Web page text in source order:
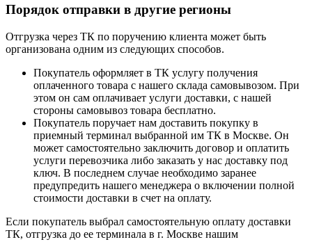
Порядок отправки в другие регионы
Отгрузка через ТК по поручению клиента может быть
организована одним из следующих способов.
Покупатель оформляет в ТК услугу получения
оплаченного товара с нашего склада самовывозом. При
этом он сам оплачивает услуги доставки, с нашей
стороны самовывоз товара бесплатно.
Покупатель поручает нам доставить покупку в
приемный терминал выбранной им ТК в Москве. Он
может самостоятельно заключить договор и оплатить
услуги перевозчика либо заказать у нас доставку под
ключ. В последнем случае необходимо заранее
предупредить нашего менеджера о включении полной
стоимости доставки в счет на оплату.
Если покупатель выбрал самостоятельную оплату доставки
ТК, отгрузка до ее терминала в г. Москве нашим